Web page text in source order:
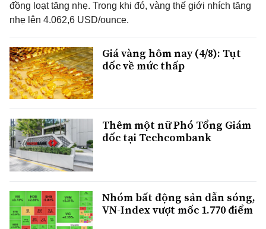
đồng loạt tăng nhẹ. Trong khi đó, vàng thế giới nhích tăng
nhẹ lên 4.062,6 USD/ounce.
Giá vàng hôm nay (4/8): Tụt
dốc về mức thấp
Thêm một nữ Phó Tổng Giám
đốc tại Techcombank
Nhóm bất động sản dẫn sóng,
VN-Index vượt mốc 1.770 điểm